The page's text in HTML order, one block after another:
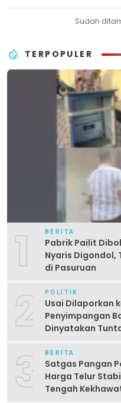
Sudah
TERPOPULER
1 BERITA
Pabrik Pailit
Nyaris Digondol,
di Pasuruan
2 POLITIK
Usai Dilaporkan
Penyimpangan
Dinyatakan
3 BERITA
Satgas Pangan
Harga Telur
Tengah